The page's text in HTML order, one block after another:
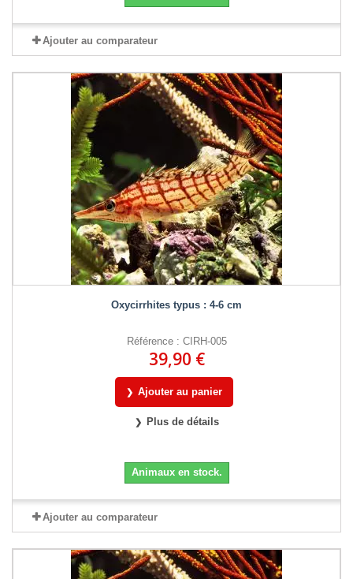
Ajouter au comparateur
Oxycirrhites typus : 4-6 cm
Référence : CIRH-005
39,90 €
Ajouter au panier
Plus de détails
Animaux en stock.
Ajouter au comparateur